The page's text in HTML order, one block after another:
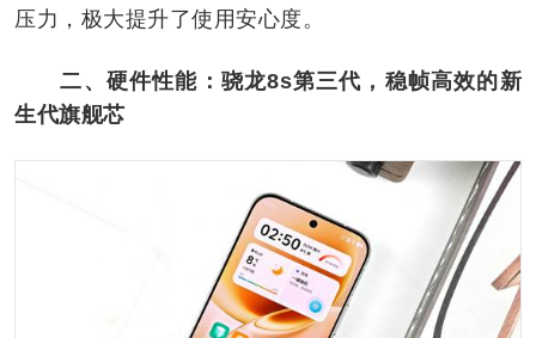
压力，极大提升了使用安心度。
二、硬件性能：骁龙8s第三代，稳帧高效的新
生代旗舰芯